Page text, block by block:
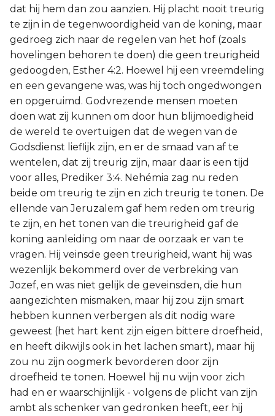
dat hij hem dan zou aanzien. Hij placht nooit treurig
te zijn in de tegenwoordigheid van de koning, maar
gedroeg zich naar de regelen van het hof (zoals
hovelingen behoren te doen) die geen treurigheid
gedoogden, Esther 4:2. Hoewel hij een vreemdeling
en een gevangene was, was hij toch ongedwongen
en opgeruimd. Godvrezende mensen moeten
doen wat zij kunnen om door hun blijmoedigheid
de wereld te overtuigen dat de wegen van de
Godsdienst lieflijk zijn, en er de smaad van af te
wentelen, dat zij treurig zijn, maar daar is een tijd
voor alles, Prediker 3:4. Nehémia zag nu reden
beide om treurig te zijn en zich treurig te tonen. De
ellende van Jeruzalem gaf hem reden om treurig
te zijn, en het tonen van die treurigheid gaf de
koning aanleiding om naar de oorzaak er van te
vragen. Hij veinsde geen treurigheid, want hij was
wezenlijk bekommerd over de verbreking van
Jozef, en was niet gelijk de geveinsden, die hun
aangezichten mismaken, maar hij zou zijn smart
hebben kunnen verbergen als dit nodig ware
geweest (het hart kent zijn eigen bittere droefheid,
en heeft dikwijls ook in het lachen smart), maar hij
zou nu zijn oogmerk bevorderen door zijn
droefheid te tonen. Hoewel hij nu wijn voor zich
had en er waarschijnlijk - volgens de plicht van zijn
ambt als schenker van gedronken heeft, eer hij